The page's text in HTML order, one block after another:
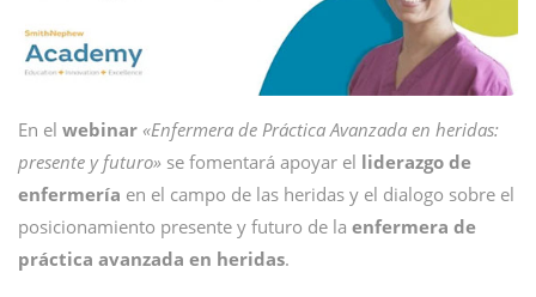
En el webinar «Enfermera de Práctica Avanzada en heridas:
presente y futuro» se fomentará apoyar el liderazgo de
enfermería en el campo de las heridas y el dialogo sobre el
posicionamiento presente y futuro de la enfermera de
práctica avanzada en heridas.